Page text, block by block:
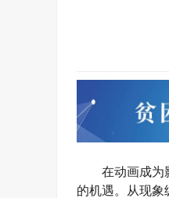
在动画成为
的机遇。从现象